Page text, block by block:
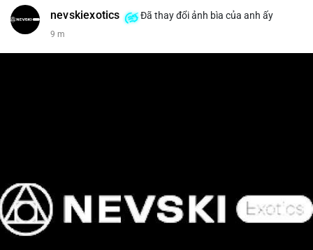
nevskiexotics Đã thay đổi ảnh bìa của anh ấy
9 m